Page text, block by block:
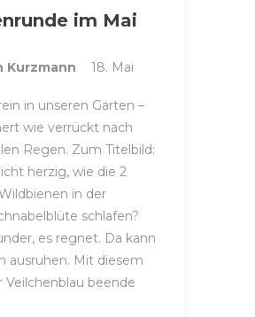
im Mai
Kurzmann 18. Mai
in unseren Garten –
wie verrückt nach
Regen. Zum Titelbild:
herzig, wie die 2
in der
schlafen?
es regnet. Da kann
ausruhen. Mit diesem
Veilchenblau beende